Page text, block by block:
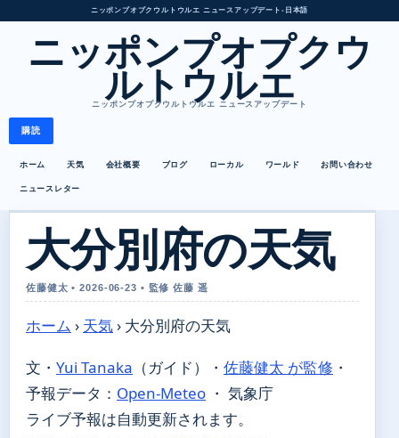
ニッポンプオプクウルトウルエ ニュースアップデート • 日本語
ニッポンプオプクウ
ルトウルエ
ニッポンプオプクウルトウルエ ニュースアップデート
購読
ホーム 天気 会社概要 ブログ ローカル ワールド お問い合わせ
ニュースレター
大分別府の天気
佐藤健太 • 2026-06-23 • 監修 佐藤 遥
ホーム › 天気› 大分別府の天気
文・ Yui Tanaka （ガイド） ・ 佐藤健太 が監修 ・
予報データ： Open-Meteo ・ 気象庁
ライブ予報は自動更新されます。